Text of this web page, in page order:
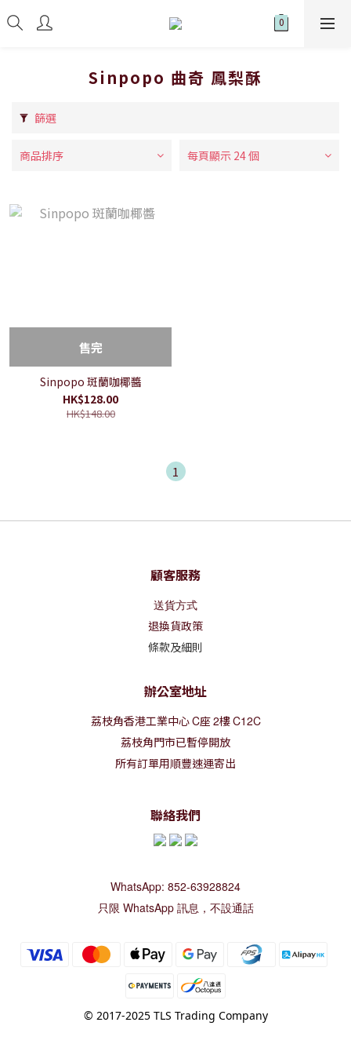
Sinpopo 曲奇 鳳梨酥
篩選
商品排序 每頁顯示 24 個
售完
Sinpopo 斑蘭咖椰醬
HK$128.00
HK$148.00
1
顧客服務
送貨方式
退換貨政策
條款及細則
辦公室地址
荔枝角香港工業中心C座2樓C12C
荔枝角門市已暫停開放
所有訂單用順豐速運寄出
聯絡我們
WhatsApp: 852-63928824
只限 WhatsApp 訊息，不設通話
© 2017-2025 TLS Trading Company